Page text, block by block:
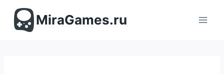
содержимомуMiraGames.ru